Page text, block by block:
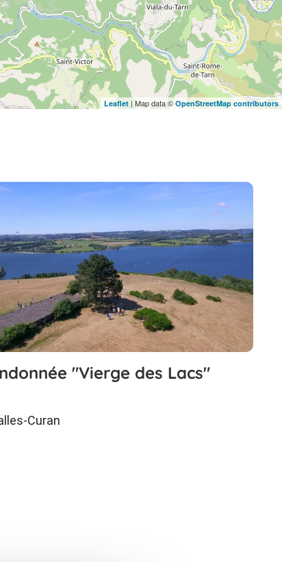
Leaflet | Map data © OpenStreetMap contributors
"Vierge des Lacs"
Curan